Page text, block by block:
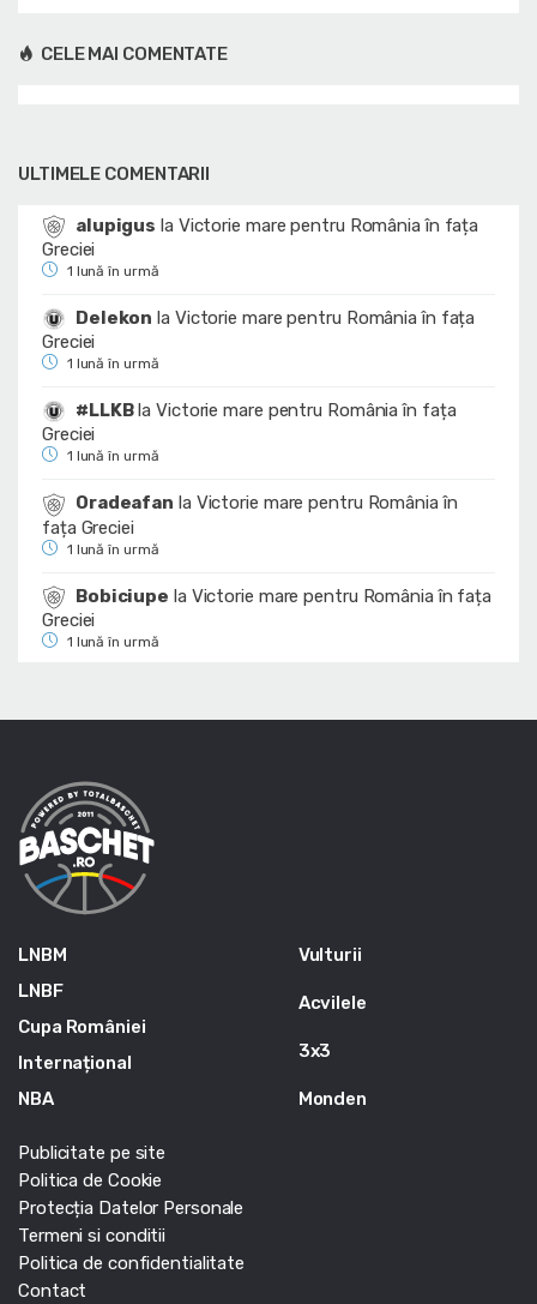
CELE MAI COMENTATE
ULTIMELE COMENTARII
alupigus la Victorie mare pentru România în fața
Greciei
1 lună în urmă
Delekon la Victorie mare pentru România în fața
Greciei
1 lună în urmă
#LLKBlaVictorie mare pentru România în fața
Greciei
1 lună în urmă
Oradeafan la Victorie mare pentru România în
fața Greciei
1 lună în urmă
Bobiciupe la Victorie mare pentru România în fața
Greciei
1 lună în urmă
LNBM
LNBF
Cupa României
Internațional
NBA
Vulturii
Acvilele
3x3
Monden
Publicitate pe site
Politica de Cookie
Protecția Datelor Personale
Termeni si conditii
Politica de confidentialitate
Contact